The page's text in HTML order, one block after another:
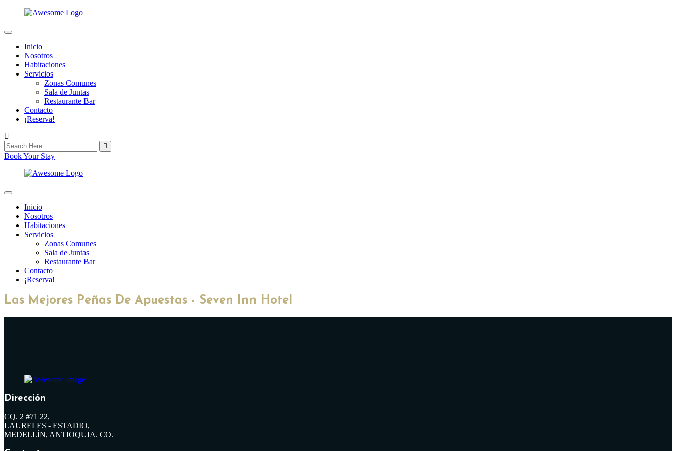
Inicio
Nosotros
Habitaciones
Servicios
Zonas Comunes
Sala de Juntas
Restaurante Bar
Contacto
¡Reserva!
Book Your Stay
Inicio
Nosotros
Habitaciones
Servicios
Zonas Comunes
Sala de Juntas
Restaurante Bar
Contacto
¡Reserva!
Las Mejores Peñas De Apuestas - Seven Inn Hotel
Dirección
CQ. 2 #71 22,
LAURELES - ESTADIO,
MEDELLÍN, ANTIOQUIA. CO.